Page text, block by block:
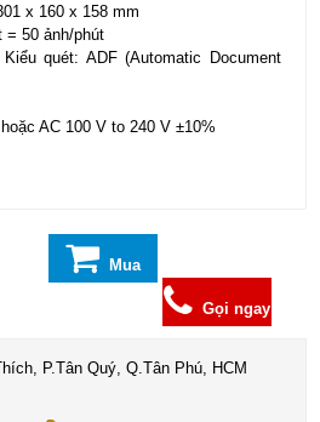
x 160 x 158 mm
= 50 ảnh/phút
quét: ADF (Automatic Document
AC 100 V to 240 V ±10%
Mua
Gọi ngay
P.Tân Quý, Q.Tân Phú, HCM